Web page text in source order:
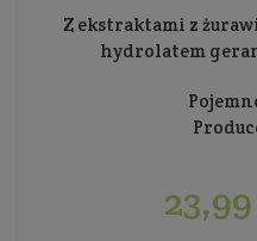
Z ekstraktami z
hydrolatem
23,99